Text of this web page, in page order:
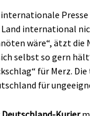
internationale
Land international
wäre“, ätzt die
selbst so gern
für Merz.
für